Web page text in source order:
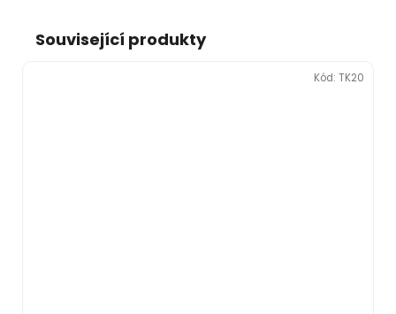
Související produkty
Kód: TK20